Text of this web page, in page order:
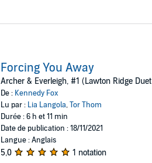
Forcing You Away
Archer & Everleigh, #1 (Lawton Ridge
De : Kennedy Fox
Lu par : Lia Langola,Tor Thom
Durée : 6 h et 11 min
Date de publication : 18/11/2021
Langue : Anglais
5,0 1 notation